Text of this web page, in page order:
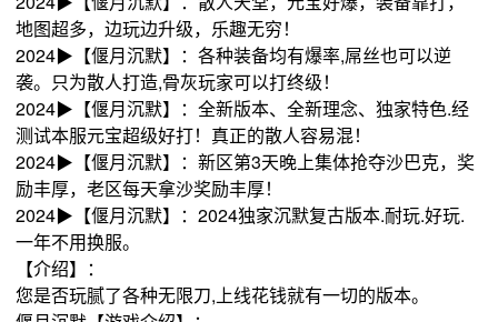
地图超多，边玩边升级，乐趣无穷！
2024▶【偃月沉默】：各种装备均有爆率,屌丝也可以逆
袭。只为散人打造,骨灰玩家可以打终级！
2024▶【偃月沉默】：全新版本、全新理念、独家特色.经
测试本服元宝超级好打！真正的散人容易混！
2024▶【偃月沉默】：新区第3天晚上集体抢夺沙巴克，奖
励丰厚，老区每天拿沙奖励丰厚！
2024▶【偃月沉默】：2024独家沉默复古版本.耐玩.好玩.
一年不用换服。
【介绍】：
您是否玩腻了各种无限刀,上线花钱就有一切的版本。